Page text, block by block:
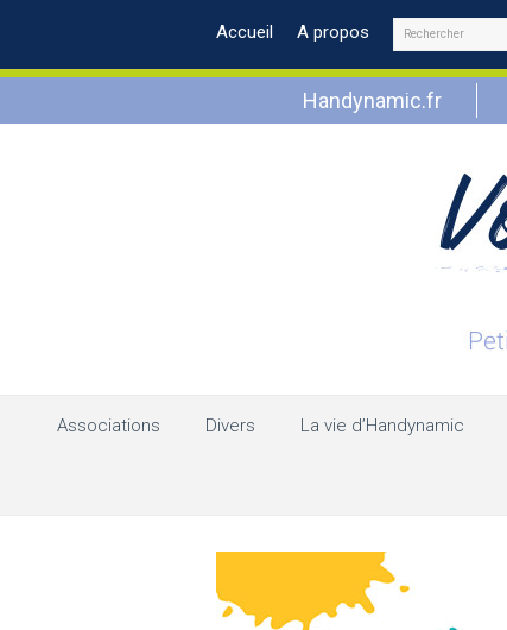
Accueil A propos Rechercher
Handynamic.fr
Associations Divers La vie d’Handynamic